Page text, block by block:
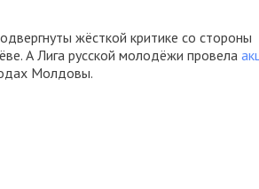
жёсткой критике со стороны
А Лига русской молодёжи провела
Молдовы.